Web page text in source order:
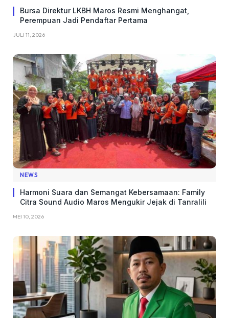
Bursa Direktur LKBH Maros Resmi Menghangat,
Perempuan Jadi Pendaftar Pertama
JULI 11, 2026
NEWS
Harmoni Suara dan Semangat Kebersamaan: Family
Citra Sound Audio Maros Mengukir Jejak di Tanralili
MEI 10, 2026